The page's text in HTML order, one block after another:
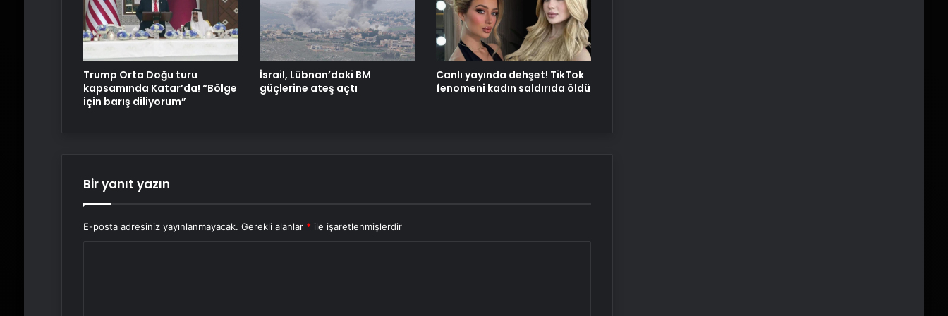
The Washington Post yazdı:
Trump’ın Orta Doğu turu, Erdoğan
için büyük bir hafta
Trump Orta Doğu turu
kapsamında Katar’da! “Bölge
için barış diliyorum”
İsrail, Lübnan’daki BM
güçlerine ateş açtı
Canlı yayında dehşet! TikTok
fenomeni kadın saldırıda öldü
Bir yanıt yazın
E-posta adresiniz yayınlanmayacak. Gerekli alanlar * ile işaretlenmişlerdir